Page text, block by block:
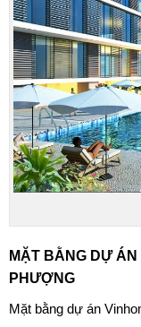
MẶT BẰNG DỰ ÁN
PHƯỢNG
Mặt bằng dự án